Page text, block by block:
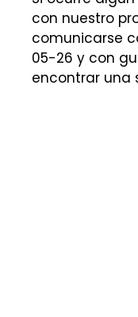
con nuestro
comunicarse
05-26 y con
encontrar una